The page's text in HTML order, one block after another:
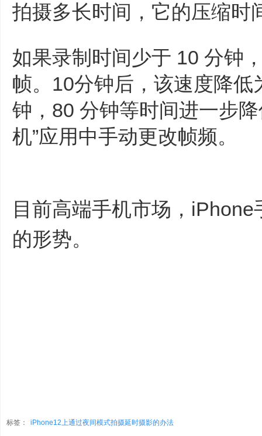
拍摄多长时间，它的压缩时
如果录制时间少于 10 分钟
帧。10分钟后，该速度降低
钟，80 分钟等时间进一步
机”应用中手动更改帧频。
目前高端手机市场，
的形势。
标签： iPhone12上通过夜间模式拍摄延时摄影的办法